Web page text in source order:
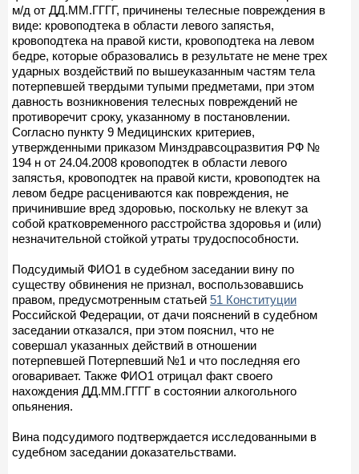
м/д от ДД.ММ.ГГГГ, причинены телесные повреждения в
виде: кровоподтека в области левого запястья,
кровоподтека на правой кисти, кровоподтека на левом
бедре, которые образовались в результате не мене трех
ударных воздействий по вышеуказанным частям тела
потерпевшей твердыми тупыми предметами, при этом
давность возникновения телесных повреждений не
противоречит сроку, указанному в постановлении.
Согласно пункту 9 Медицинских критериев,
утвержденными приказом Минздравсоцразвития РФ №
194 н от 24.04.2008 кровоподтек в области левого
запястья, кровоподтек на правой кисти, кровоподтек на
левом бедре расцениваются как повреждения, не
причинившие вред здоровью, поскольку не влекут за
собой кратковременного расстройства здоровья и (или)
незначительной стойкой утраты трудоспособности.
Подсудимый ФИО1 в судебном заседании вину по
существу обвинения не признал, воспользовавшись
правом, предусмотренным статьей 51 Конституции
Российской Федерации, от дачи пояснений в судебном
заседании отказался, при этом пояснил, что не
совершал указанных действий в отношении
потерпевшей Потерпевший №1 и что последняя его
оговаривает. Также ФИО1 отрицал факт своего
нахождения ДД.ММ.ГГГГ в состоянии алкогольного
опьянения.
Вина подсудимого подтверждается исследованными в
судебном заседании доказательствами.